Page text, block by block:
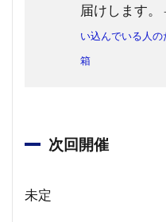
届けします。
い込んでいる人
箱
次回開催
未定